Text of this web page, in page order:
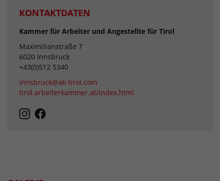
KONTAKTDATEN
Kammer für Arbeiter und Angestellte für Tirol
Maximilianstraße 7
6020 Innsbruck
+43(0)512 5340
innsbruck@ak-tirol.com
tirol.arbeiterkammer.at/index.html